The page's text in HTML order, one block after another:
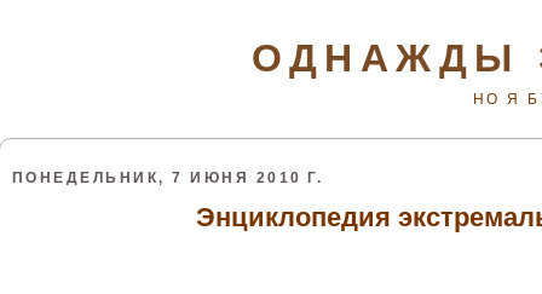
ОДНАЖДЫ
НО Я
ПОНЕДЕЛЬНИК, 7 ИЮНЯ 2010 Г.
Энциклопедия